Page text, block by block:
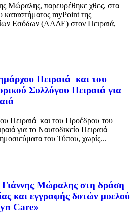
Μώραλης, παρευρέθηκε χθες, στα
καταστήματος myPoint της
Εσόδων (ΑΑΔΕ) στον Πειραιά,
Πειραιά και του
Συλλόγου Πειραιά για
Πειραιά και του Προέδρου του
για το Ναυτοδικείο Πειραιά
του Τύπου, χωρίς...
Μώραλης στη δράση
και εγγραφής δοτών μυελού
Care»